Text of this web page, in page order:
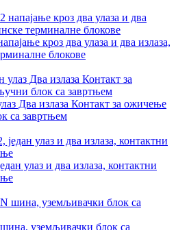
кроз два улаза и два излаза,
блокове
Два излаза Контакт за ожичење
са завртњем
улаз и два излаза, контактни
уземљивачки блок са